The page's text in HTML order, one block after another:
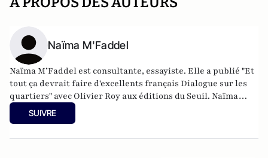
Naïma M'Faddel
Naïma M’Faddel est consultante, essayiste. Elle a publié "Et
tout ça devrait faire d'excellents français Dialogue sur les
quartiers" avec Olivier Roy aux éditions du Seuil. Naïma
M’Faddel est chargée de mission équité urbaine auprès de
la direction générale des services du département de
SUIVRE